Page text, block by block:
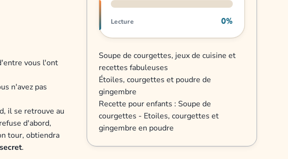
vous l'ont
n'avez pas
il se retrouve au
d'abord,
tour, obtiendra
.
Lecture 0%
Soupe de courgettes, jeux de cuisine et
recettes fabuleuses
Étoiles, courgettes et poudre de
gingembre
Recette pour enfants : Soupe de
courgettes - Etoiles, courgettes et
gingembre en poudre